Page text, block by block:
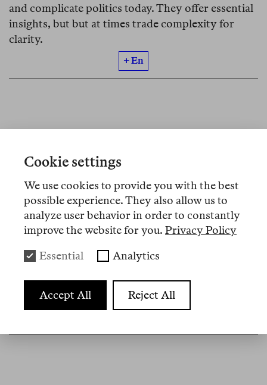
and complicate politics today. They offer essential
insights, but but at times trade complexity for
clarity.
+ En
Florian Meinel
Meinungsfreiheit heute oder Vom
Sinn der unklaren Rechtslage
Warum ist es leichter, einen sehnsüchtigen
zu verbieten als rechte Hasstiraden? Ronen
zusammen, hat zu den Gründen und Abgründen
der deutschen Probleme mit diesem Grundrecht
Cookie settings
We use cookies to provide you with the best
possible experience. They also allow us to
analyze user behavior in order to constantly
improve the website for you. Privacy Policy
Essential Analytics
Accept All Reject All